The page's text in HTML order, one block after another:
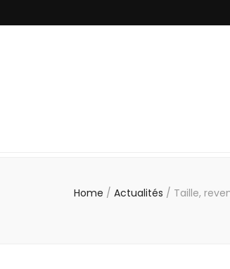
Home / Actualités / Taille,